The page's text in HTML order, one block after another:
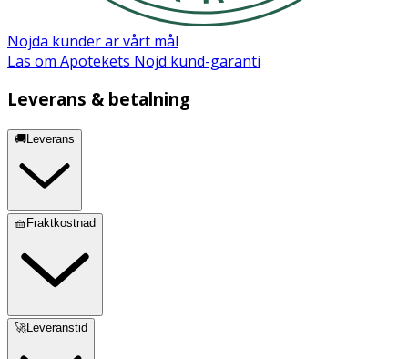
Nöjda kunder är vårt mål
Läs om Apotekets Nöjd kund-garanti
Leverans & betalning
🚚Leverans
🧺Fraktkostnad
🚀Leveranstid